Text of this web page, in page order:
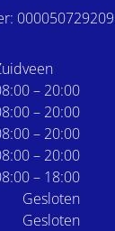
000050729209
– 20:00
– 20:00
– 20:00
– 20:00
– 18:00
Gesloten
Gesloten